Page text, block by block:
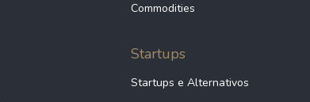
Commodities
Startups
Startups e Alternativos